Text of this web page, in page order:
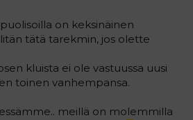
on keksinäinen
tätä tarekmin, jos olette
kluista ei ole vastuussa uusi
toinen vanhempansa.
meillä on molemmilla